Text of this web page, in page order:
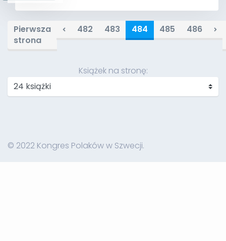
Pierwsza
strona
482 483 484 485 486
Książek na stronę:
© 2022 Kongres Polaków w Szwecji.